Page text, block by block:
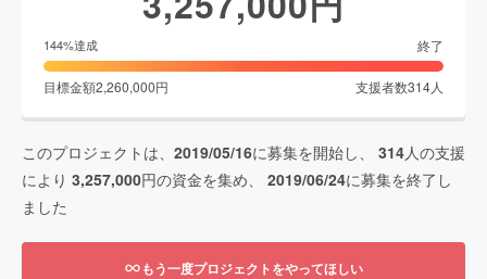
144%達成 終了
目標金額2,260,000円 支援者数314人
このプロジェクトは、 2019/05/16に募集を開始し、 314人の支援
により 3,257,000円の資金を集め、 2019/06/24に募集を終了し
ました
もう一度プロジェクトをやってほしい